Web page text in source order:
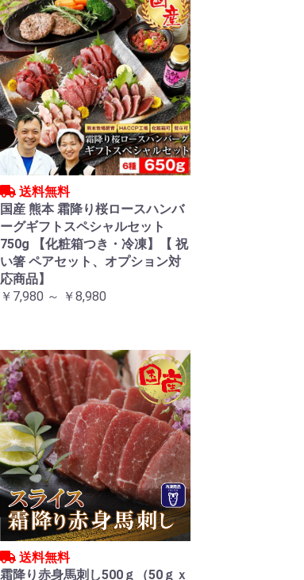
送料無料
国産 熊本 霜降り桜ロースハンバ
ーグギフトスペシャルセット
750g 【化粧箱つき・冷凍】【 祝
い箸 ペアセット、オプション対
応商品】
￥7,980 ～ ￥8,980
送料無料
霜降り赤身馬刺し500ｇ（50ｇｘ